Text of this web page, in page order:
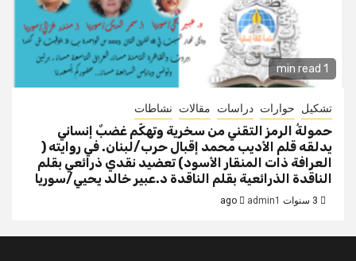
1 min read
تشكيل حوارات دراسات مقالات نشاطات
حمولةُ الرمز التقني من سخرية وتهكّم غضبٌ إنساني
يدلقه قلم الأديب محمد إقبال حرب/لبنان. في روايته (
العرافة ذات المنقار الأسود) تعضيد نقدي ذرائعي بقلم
الناقدة الذرائعية بقلم الناقدة د.عبير خالد يحيي/سوريا
admin1